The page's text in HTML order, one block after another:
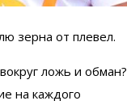
зерна от плевел.
ложь и обман?
на каждого